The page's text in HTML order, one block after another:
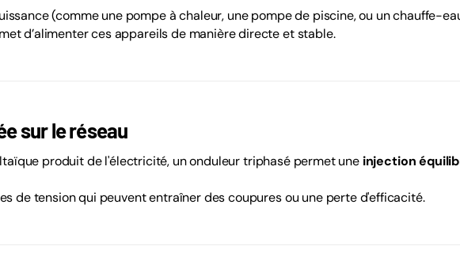
(comme une pompe à chaleur, une pompe de piscine, ou un chauffe-
d’alimenter ces appareils de manière directe et stable.
sur le réseau
produit de l'électricité, un onduleur triphasé permet une injection
de tension qui peuvent entraîner des coupures ou une perte d'efficacité.